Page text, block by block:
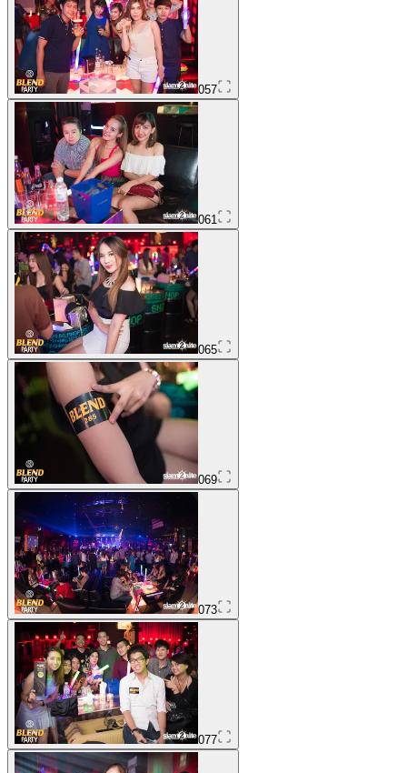
057
061
065
069
073
077